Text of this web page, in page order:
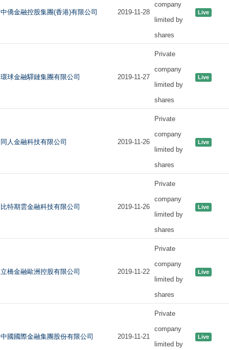
中僑金融控股集團(香港)有限公司 2019-11-28
company
limited by
shares
Live
環球金融驛鏈集團有限公司 2019-11-27
Private
company
limited by
shares
Live
同人金融科技有限公司 2019-11-26
Private
company
limited by
shares
Live
比特期雲金融科技有限公司 2019-11-26
Private
company
limited by
shares
Live
立橋金融歐洲控股有限公司 2019-11-22
Private
company
limited by
shares
Live
中國國際金融集團股份有限公司 2019-11-21
Private
company
limited by
Live